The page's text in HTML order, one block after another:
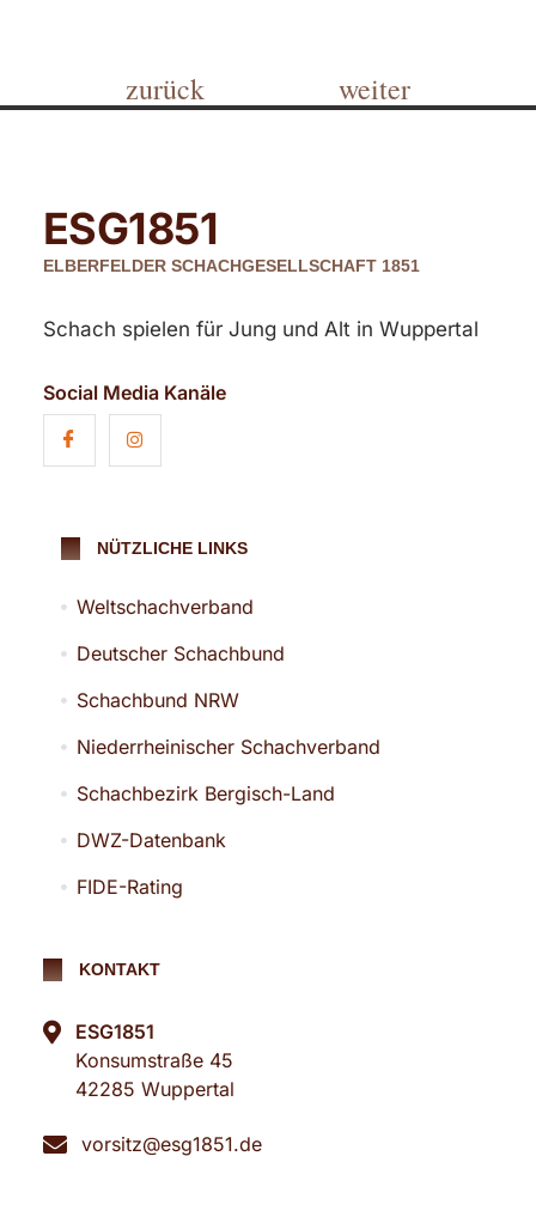
zurück weiter
ESG1851
ELBERFELDER SCHACHGESELLSCHAFT 1851
Schach spielen für Jung und Alt in Wuppertal
Social Media Kanäle
NÜTZLICHE LINKS
Weltschachverband
Deutscher Schachbund
Schachbund NRW
Niederrheinischer Schachverband
Schachbezirk Bergisch-Land
DWZ-Datenbank
FIDE-Rating
KONTAKT
ESG1851
Konsumstraße 45
42285 Wuppertal
vorsitz@esg1851.de